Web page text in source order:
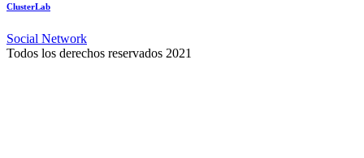
ClusterLab
Social Network
Todos los derechos reservados 2021